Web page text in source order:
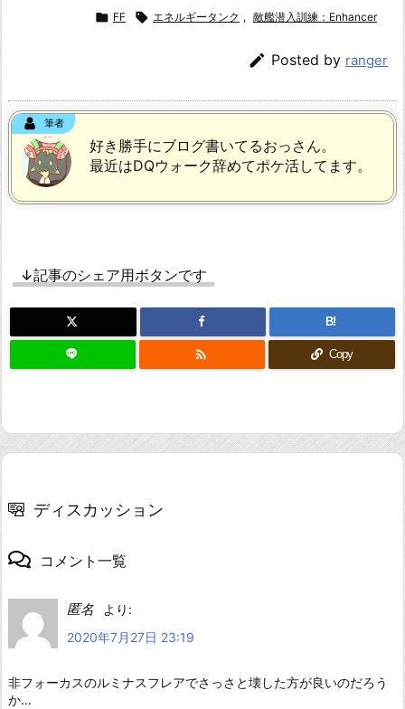
 FF  エネルギータンク , 敵艦潜入訓練：Enhancer
 Posted by ranger
筆者
好き勝手にブログ書いてるおっさん。
最近はDQウォーク辞めてポケ活してます。
↓記事のシェア用ボタンです
B!
 Copy
ディスカッション
コメント一覧
匿名
より:
2020年7月27日 23:19
非フォーカスのルミナスフレアでさっさと壊した方が良いのだろう
か…